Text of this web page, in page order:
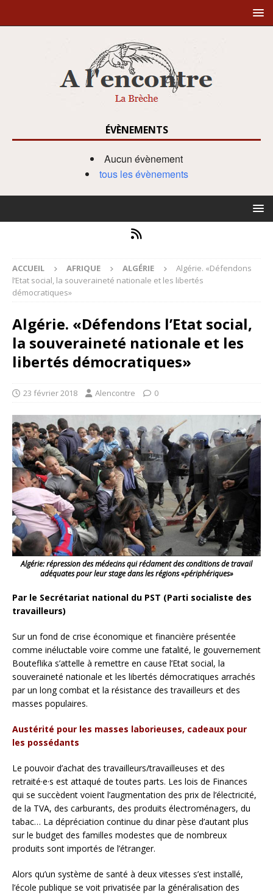
ÉVÈNEMENTS
Aucun évènement
tous les évènements
ACCUEIL AFRIQUE ALGÉRIE
Algérie. «Défendons
l’Etat social, la souveraineté nationale et les libertés
démocratiques»
Algérie. «Défendons l’Etat social,
la souveraineté nationale et les
libertés démocratiques»
23 février 2018 Alencontre 0
Algérie: répression des médecins qui réclament des conditions de travail
adéquates pour leur stage dans les régions «périphériques»
Par le Secrétariat national du PST (Parti socialiste des
travailleurs)
Sur un fond de crise économique et financière présentée
comme inéluctable voire comme une fatalité, le gouvernement
Bouteflika s’attelle à remettre en cause l’Etat social, la
souveraineté nationale et les libertés démocratiques arrachés
par un long combat et la résistance des travailleurs et des
masses populaires.
Austérité pour les masses laborieuses, cadeaux pour
les possédants
Le pouvoir d’achat des travailleurs/travailleuses et des
retraité·e·s est attaqué de toutes parts. Les lois de Finances
qui se succèdent voient l’augmentation des prix de l’électricité,
de la TVA, des carburants, des produits électroménagers, du
tabac… La dépréciation continue du dinar pèse d’autant plus
sur le budget des familles modestes que de nombreux
produits sont importés de l’étranger.
Alors qu’un système de santé à deux vitesses s’est installé,
l’école publique se voit privatisée par la généralisation des